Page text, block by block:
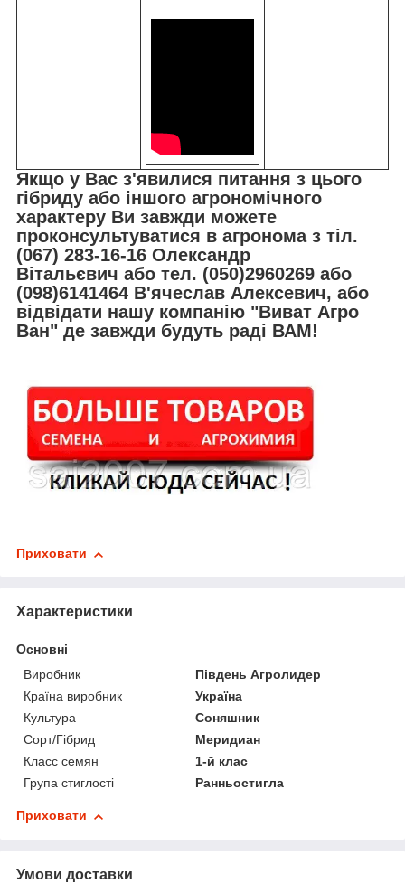
Якщо у Вас з'явилися питання з цього
гібриду або іншого агрономічного
характеру Ви завжди можете
проконсультуватися в агронома з тіл.
(067) 283-16-16 Олександр
Вітальєвич або тел. (050)2960269 або
(098)6141464 В'ячеслав Алексевич, або
відвідати нашу компанію "Виват Агро
Ван" де завжди будуть раді ВАМ!
Приховати
Характеристики
Основні
Виробник
Південь Агролидер
Країна виробник
Україна
Культура
Соняшник
Сорт/Гібрид
Меридиан
Класс семян
1-й клас
Група стиглості
Ранньостигла
Приховати
Умови доставки